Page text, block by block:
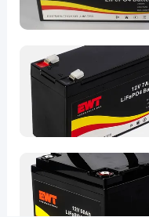
des
caractéristiques
sécurité
BMS
batterie de
phosphate
de fer du
lithium 12v
2025-
11-24
#
batterie